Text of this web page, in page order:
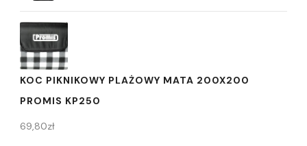
KOC PIKNIKOWY PLAŻOWY MATA 200X200
PROMIS KP250
69,80zł